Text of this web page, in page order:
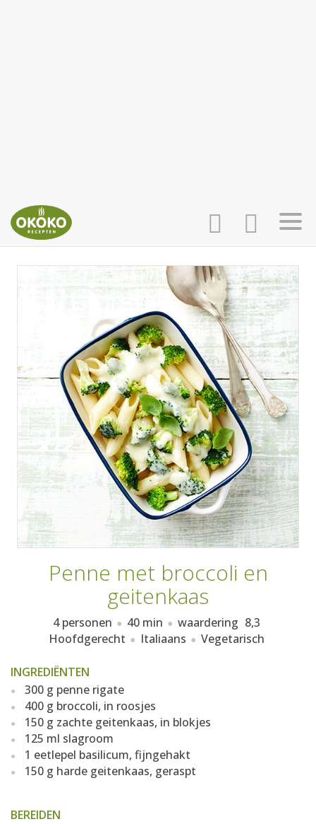
INLOGGEN
AANMELDEN
HOME
RECEPTEN
WEEKMENU'S
KOOKBOEKEN
Penne met broccoli en
geitenkaas
4 personen 40 min waardering 8,3
Hoofdgerecht
Italiaans Vegetarisch
INGREDIËNTEN
300 g penne rigate
400 g broccoli, in roosjes
150 g zachte geitenkaas, in blokjes
125 ml slagroom
1 eetlepel basilicum, fijngehakt
150 g harde geitenkaas, geraspt
BEREIDEN